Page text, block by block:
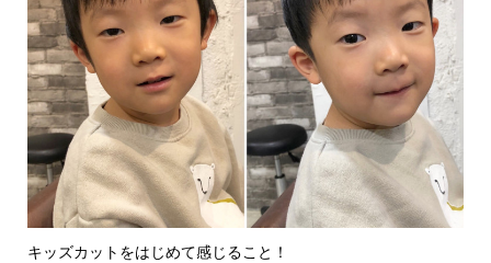
キッズカットをはじめて感じること！